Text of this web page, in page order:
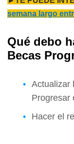
semana largo
Qué debo
Becas
Actualizar
Progresar
Hacer el